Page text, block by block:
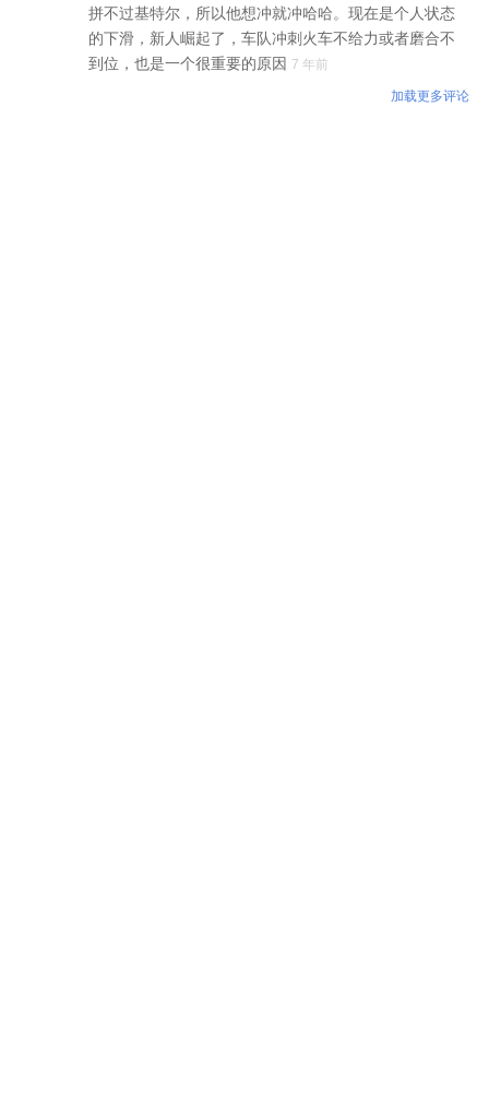
拼不过基特尔，所以他想冲就冲哈哈。现在是个人状态
的下滑，新人崛起了，车队冲刺火车不给力或者磨合不
到位，也是一个很重要的原因 7 年前
加载更多评论